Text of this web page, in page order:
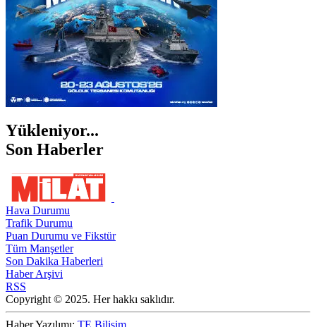
Yükleniyor...
Son Haberler
Hava Durumu
Trafik Durumu
Puan Durumu ve Fikstür
Tüm Manşetler
Son Dakika Haberleri
Haber Arşivi
RSS
Copyright © 2025. Her hakkı saklıdır.
Haber Yazılımı: TE Bilişim